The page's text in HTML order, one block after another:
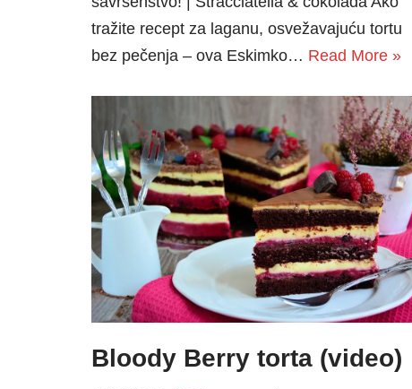
tražite recept za laganu, osvežavajuću tortu
bez pečenja – ova Eskimko… Read More »
Bloody Berry torta (video)